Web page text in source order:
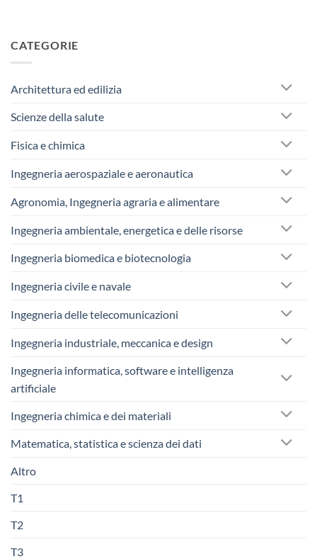
CATEGORIE
Architettura ed edilizia
Scienze della salute
Fisica e chimica
Ingegneria aerospaziale e aeronautica
Agronomia, Ingegneria agraria e alimentare
Ingegneria ambientale, energetica e delle risorse
Ingegneria biomedica e biotecnologia
Ingegneria civile e navale
Ingegneria delle telecomunicazioni
Ingegneria industriale, meccanica e design
Ingegneria informatica, software e intelligenza
artificiale
Ingegneria chimica e dei materiali
Matematica, statistica e scienza dei dati
Altro
T1
T2
T3